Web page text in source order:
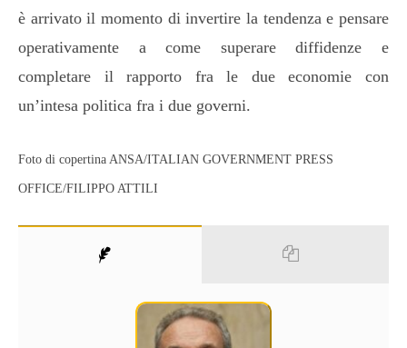
è arrivato il momento di invertire la tendenza e pensare
operativamente a come superare diffidenze e
completare il rapporto fra le due economie con
un’intesa politica fra i due governi.
Foto di copertina ANSA/ITALIAN GOVERNMENT PRESS
OFFICE/FILIPPO ATTILI